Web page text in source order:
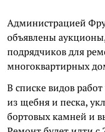
Администрацией
объявлены
подрядчиков для
многоквартирных
В списке видов
из щебня и песка,
бортовых камней и